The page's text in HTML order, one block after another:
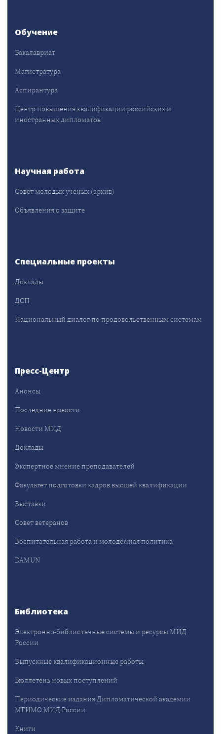
Обучение
Бакалавриат
Магистратура
Аспирантура
Центр повышения квалификации российских и
иностранных дипломатов
Научная работа
Совет молодых учёных (архив)
Объявления о защите
Специальные проекты
Доклады
ДСП
Национальный диалог по продовольственным системам
Пресс-Центр
Анонсы
Последние новости
Новости МИД
Доклады
Экспертное мнение преподавателей
Факультет подготовки кадров высшей квалификации
Выставки
Совет ветеранов
Воспитательная работа и молодёжная политика
DAMUN
Библиотека
Электронно-библиотечные системы и ресурсы МИД
России
Выпускные квалификационные работы
Бюллетень новых поступлений
Периодические издания Дипломатической академии
МГИМО МИД России
Книги